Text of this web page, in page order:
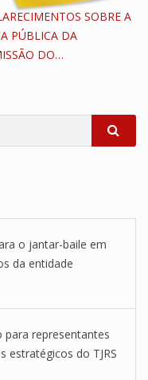
SOBRE A
PÚBLICA DA
DO…
o jantar-baile em
da entidade
para representantes
estratégicos do TJRS